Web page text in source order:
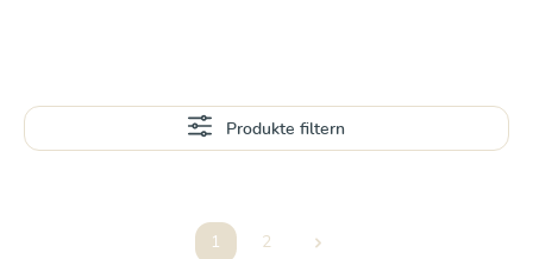
Produkte filtern
Seite
1
Seite
2